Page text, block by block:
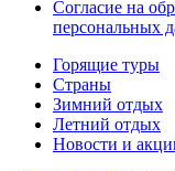
Согласие на
персональных
Горящие туры
Страны
Зимний отдых
Летний отдых
Новости и